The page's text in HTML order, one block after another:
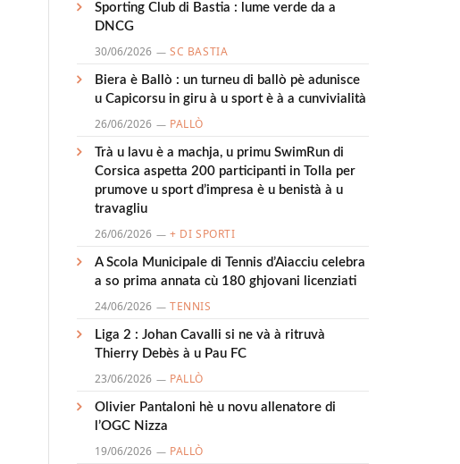
Sporting Club di Bastia : lume verde da a
DNCG
30/06/2026 SC BASTIA
Biera è Ballò : un turneu di ballò pè adunisce
u Capicorsu in giru à u sport è à a cunvivialità
26/06/2026 PALLÒ
Trà u lavu è a machja, u primu SwimRun di
Corsica aspetta 200 participanti in Tolla per
prumove u sport d’impresa è u benistà à u
travagliu
26/06/2026 + DI SPORTI
A Scola Municipale di Tennis d’Aiacciu celebra
a so prima annata cù 180 ghjovani licenziati
24/06/2026 TENNIS
Liga 2 : Johan Cavalli si ne và à ritruvà
Thierry Debès à u Pau FC
23/06/2026 PALLÒ
Olivier Pantaloni hè u novu allenatore di
l’OGC Nizza
19/06/2026 PALLÒ